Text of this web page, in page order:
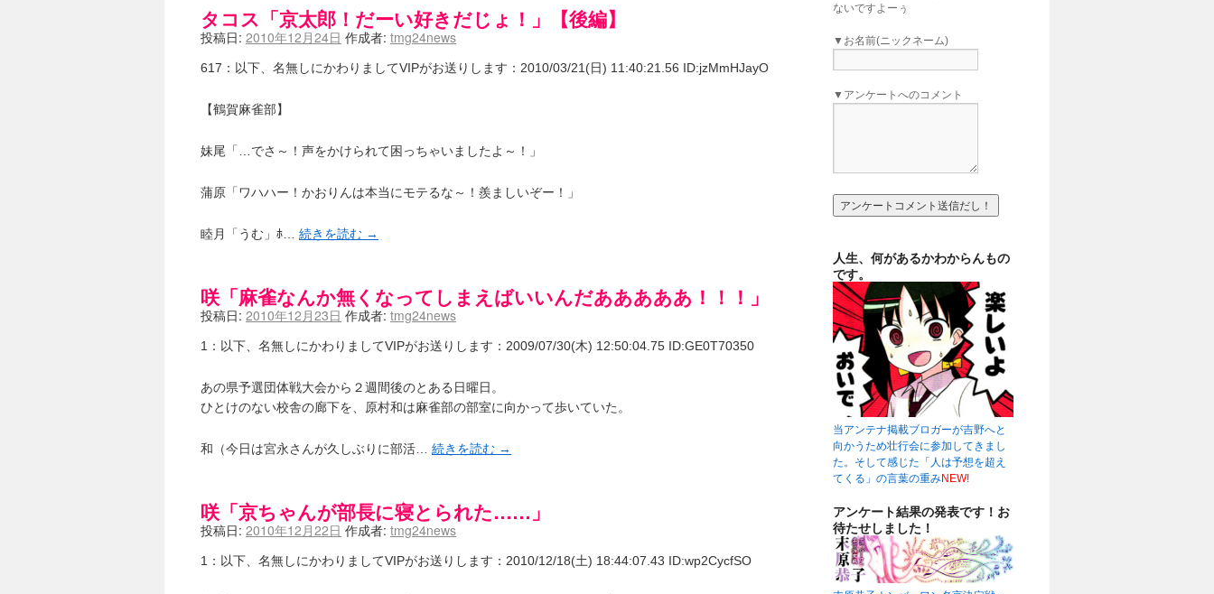
タコス「京太郎！だーい好きだじょ！」【後編】
投稿日: 2010年12月24日 作成者: tmg24news
617：以下、名無しにかわりましてVIPがお送りします：2010/03/21(日) 11:40:21.56 ID:jzMmHJayO
【鶴賀麻雀部】
妹尾「…でさ～！声をかけられて困っちゃいましたよ～！」
蒲原「ワハハー！かおりんは本当にモテるな～！羨ましいぞー！」
睦月「うむ」ﾎ… 続きを読む →
咲「麻雀なんか無くなってしまえばいいんだあああああ！！！」
投稿日: 2010年12月23日 作成者: tmg24news
1：以下、名無しにかわりましてVIPがお送りします：2009/07/30(木) 12:50:04.75 ID:GE0T70350
あの県予選団体戦大会から２週間後のとある日曜日。
ひとけのない校舎の廊下を、原村和は麻雀部の部室に向かって歩いていた。
和（今日は宮永さんが久しぶりに部活… 続きを読む →
咲「京ちゃんが部長に寝とられた……」
投稿日: 2010年12月22日 作成者: tmg24news
1：以下、名無しにかわりましてVIPがお送りします：2010/12/18(土) 18:44:07.43 ID:wp2CycfSO
ないですよーぅ
▼お名前(ニックネーム)
▼アンケートへのコメント
人生、何があるかわからんもの
です。
当アンテナ掲載ブロガーが吉野へと
向かうため壮行会に参加してきまし
た。そして感じた「人は予想を超え
てくる」の言葉の重みNEW!
アンケート結果の発表です！お
待たせしました！